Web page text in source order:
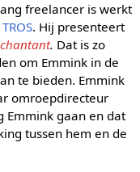
freelancer is werkt
TROS. Hij presenteert
. Dat is zo
om Emmink in de
te bieden. Emmink
omroepdirecteur
gaan en dat
tussen hem en de